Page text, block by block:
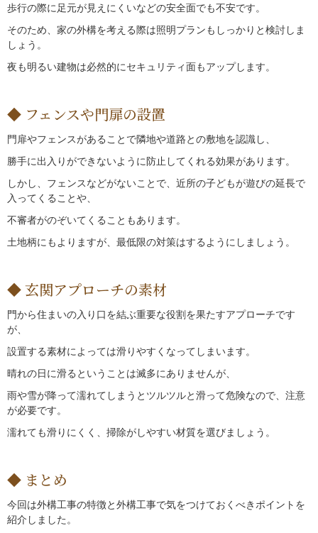
歩行の際に足元が見えにくいなどの安全面でも不安です。
そのため、家の外構を考える際は照明プランもしっかりと検討しま
しょう。
夜も明るい建物は必然的にセキュリティ面もアップします。
フェンスや門扉の設置
門扉やフェンスがあることで隣地や道路との敷地を認識し、
勝手に出入りができないように防止してくれる効果があります。
しかし、フェンスなどがないことで、近所の子どもが遊びの延長で
入ってくることや、
不審者がのぞいてくることもあります。
土地柄にもよりますが、最低限の対策はするようにしましょう。
玄関アプローチの素材
門から住まいの入り口を結ぶ重要な役割を果たすアプローチです
が、
設置する素材によっては滑りやすくなってしまいます。
晴れの日に滑るということは滅多にありませんが、
雨や雪が降って濡れてしまうとツルツルと滑って危険なので、注意
が必要です。
濡れても滑りにくく、掃除がしやすい材質を選びましょう。
まとめ
今回は外構工事の特徴と外構工事で気をつけておくべきポイントを
紹介しました。